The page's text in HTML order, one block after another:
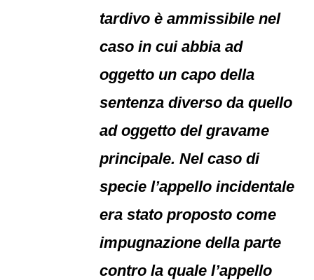
tardivo è ammissibile nel
caso in cui abbia ad
oggetto un capo della
sentenza diverso da quello
ad oggetto del gravame
principale. Nel caso di
specie l’appello incidentale
era stato proposto come
impugnazione della parte
contro la quale l’appello